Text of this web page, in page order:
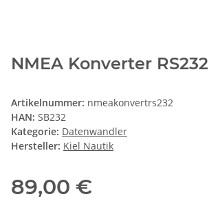
NMEA Konverter RS232
Artikelnummer: nmeakonvertrs232
HAN: SB232
Kategorie: Datenwandler
Hersteller: Kiel Nautik
89,00 €